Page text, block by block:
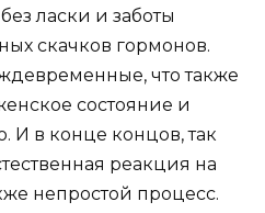
ласки и заботы
скачков гормонов.
что также
состояние и
И в конце концов, так
реакция на
непростой процесс.